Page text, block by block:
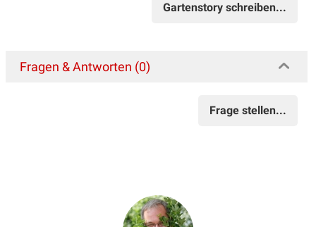
Gartenstory schreiben...
Fragen & Antworten (0)
Frage stellen...